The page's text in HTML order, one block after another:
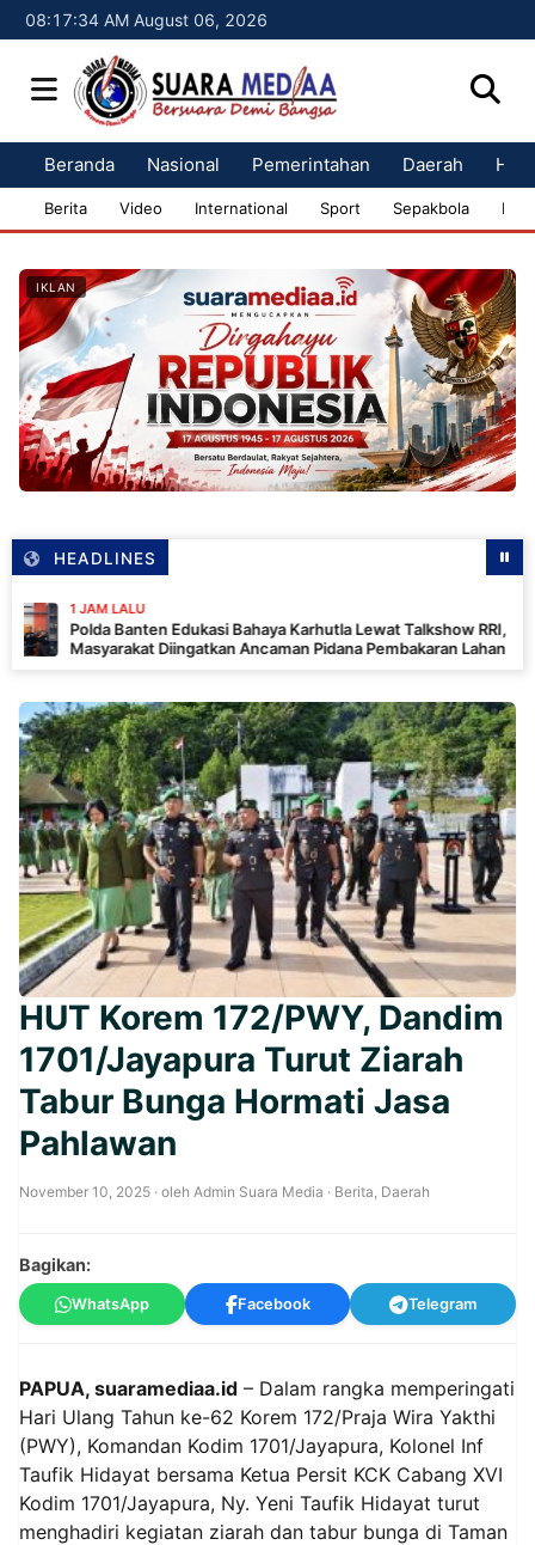
08:17:35 AM August 06, 2026
Beranda Nasional Pemerintahan Daerah
Berita Video International Sport Sepakbola
IKLAN
HEADLINES
LALU
Banten Edukasi Bahaya Karhutla Lewat Talkshow RRI,
Diingatkan Ancaman Pidana Pembakaran Lahan
HUT Korem 172/PWY, Dandim
1701/Jayapura Turut Ziarah
Tabur Bunga Hormati Jasa
Pahlawan
November 10, 2025 · oleh Admin Suara Media · Berita, Daerah
Bagikan:
WhatsApp Facebook Telegram
PAPUA, suaramediaa.id – Dalam rangka memperingati
Hari Ulang Tahun ke-62 Korem 172/Praja Wira Yakthi
(PWY), Komandan Kodim 1701/Jayapura, Kolonel Inf
Taufik Hidayat bersama Ketua Persit KCK Cabang XVI
Kodim 1701/Jayapura, Ny. Yeni Taufik Hidayat turut
menghadiri kegiatan ziarah dan tabur bunga di Taman